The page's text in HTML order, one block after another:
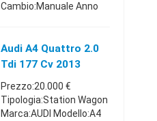
Cambio:Manuale Anno
Posti:4 Comune:Sesto
San Giovanni (MI)
Condizioni: usat ...
Audi A4 Quattro 2.0
Tdi 177 Cv 2013
Prezzo:20.000 €
Tipologia:Station Wagon
Marca:AUDI Modello:A4